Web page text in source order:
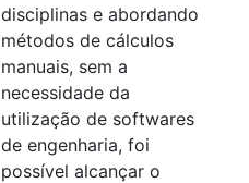
disciplinas e abordando
métodos de cálculos
manuais, sem a
necessidade da
utilização de softwares
de engenharia, foi
possível alcançar o